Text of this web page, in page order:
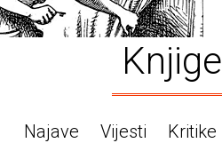
Knjige
Najave Vijesti Kritike